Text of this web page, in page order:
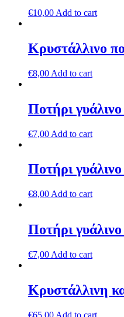
€10,00 Add to cart
Κρυστάλλινο
€8,00 Add to cart
Ποτήρι
€7,00 Add to cart
Ποτήρι
€8,00 Add to cart
Ποτήρι
€7,00 Add to cart
Κρυστάλλινη
€65,00 Add to cart